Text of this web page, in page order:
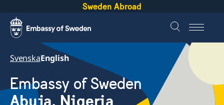
Sweden Abroad
SvenskaEnglish
Embassy of Sweden